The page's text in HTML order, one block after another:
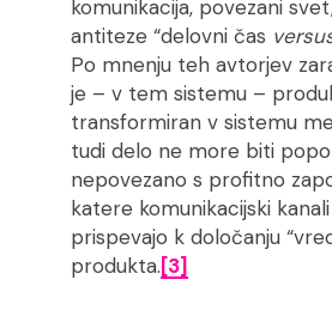
komunikacija, povezani
antiteze “delovni čas
Po mnenju teh avtorjev
je – v tem sistemu –
transformiran v sistemu
tudi delo ne more biti
nepovezano s profitno
katere komunikacijski
prispevajo k določanju
produkta.[3]